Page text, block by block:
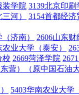
装学院 3139北京印刷
河） 3154首都经济
济南） 2606山东财
农业大学（泰安）
校 2669菏泽学院
营）（原中国石油
5403华南农业大学